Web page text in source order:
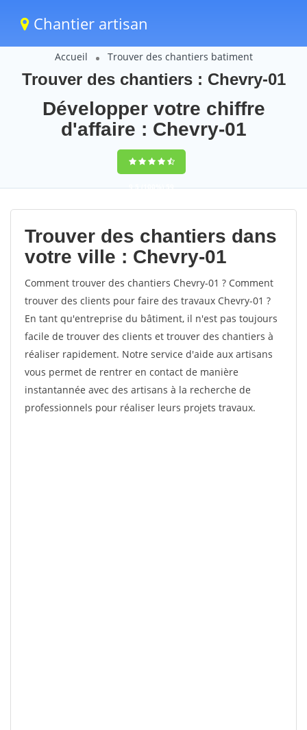
Chantier artisan
Accueil Trouver des chantiers batiment
Trouver des chantiers : Chevry-01
Développer votre chiffre
d'affaire : Chevry-01
9,5(100%)59
votes
Trouver des chantiers dans
votre ville : Chevry-01
Comment trouver des chantiers Chevry-01 ? Comment
trouver des clients pour faire des travaux Chevry-01 ?
En tant qu'entreprise du bâtiment, il n'est pas toujours
facile de trouver des clients et trouver des chantiers à
réaliser rapidement. Notre service d'aide aux artisans
vous permet de rentrer en contact de manière
instantannée avec des artisans à la recherche de
professionnels pour réaliser leurs projets travaux.